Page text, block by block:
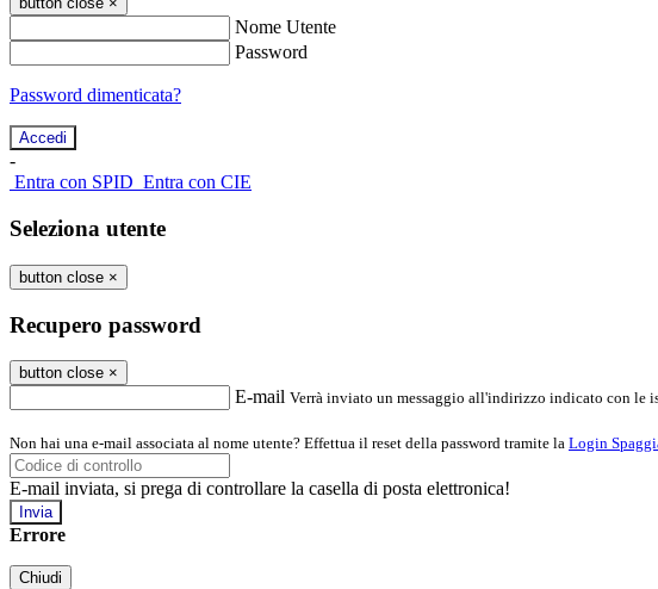
Nome Utente
Password
Password dimenticata?
-
Entra con SPID Entra con CIE
Seleziona utente
button close ×
Recupero password
button close ×
E-mail Verrà inviato un messaggio all'indirizzo indicato con le
Non hai una e-mail associata al nome utente? Effettua il reset della password tramite la Login
E-mail inviata, si prega di controllare la casella di posta elettronica!
Errore
Chiudi